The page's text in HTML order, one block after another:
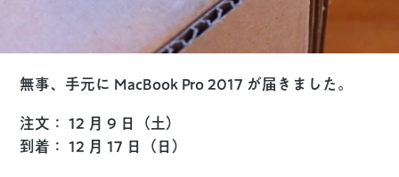
無事、手元に MacBook Pro 2017 が届きました。
注文： 12 月 9 日（土）
到着： 12 月 17 日（日）